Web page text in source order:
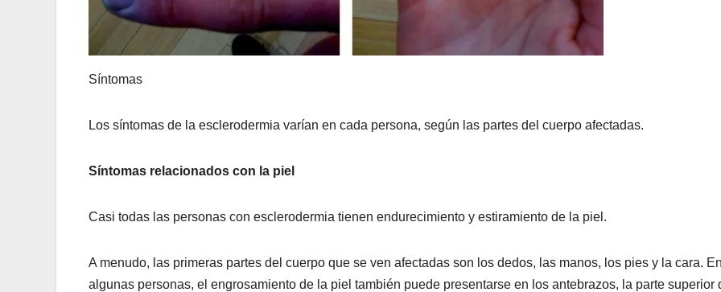
Síntomas
Los síntomas de la esclerodermia varían en cada persona, según las partes del cuerpo afectadas.
Síntomas relacionados con la piel
Casi todas las personas con esclerodermia tienen endurecimiento y estiramiento de la piel.
A menudo, las primeras partes del cuerpo que se ven afectadas son los dedos, las manos, los pies y la cara. En
algunas personas, el engrosamiento de la piel también puede presentarse en los antebrazos, la parte superior